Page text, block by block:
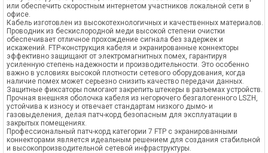
или обеспечить скоростным интернетом участников локальной сети в
офисе.
Кабель изготовлен из высокотехнологичных и качественных материалов.
Проводник из бескислородной меди высокой степени очистки
обеспечивает отличное прохождение сигнала без задержек и
искажений. FTP-конструкция кабеля и экранированные коннекторы
эффективно защищают от электромагнитных помех, гарантируя
усиленную степень надежности и производительности. Это особенно
важно в условиях высокой плотности сетевого оборудования, когда
наличие помех может серьезно снизить качество передачи данных.
Защитные фиксаторы помогают закрепить штекеры в разъемах устройств.
Прочная внешняя оболочка кабеля из негорючего безгалогенного LSZH,
устойчива к износу и отвечает стандартам низкого дымо- и
газовыделения, делая патч-корд безопасным для эксплуатации в
закрытых помещениях.
Профессиональный патч-корд категории 7 FTP с экранированными
коннекторами является идеальным решением для создания стабильной
и высокопроизводительной сетевой инфраструктуры.